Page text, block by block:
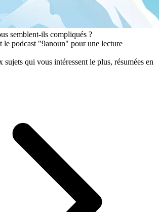
semblent-ils compliqués ?
le podcast "9anoun" pour une lecture
sujets qui vous intéressent le plus, résumées en